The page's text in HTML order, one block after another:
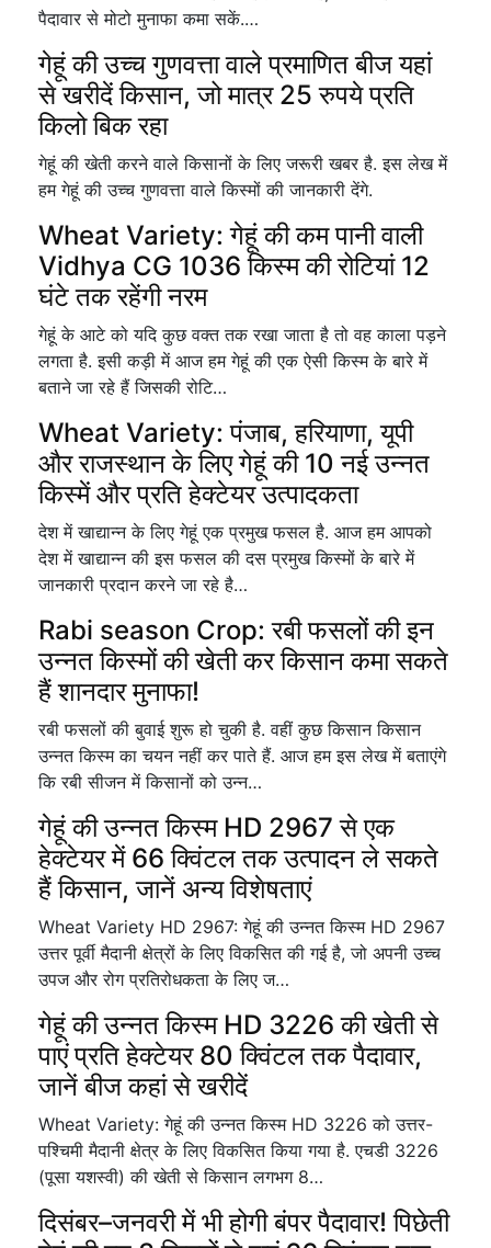
पैदावार से मोटो मुनाफा कमा सकें.…
गेहूं की उच्च गुणवत्ता वाले प्रमाणित बीज यहां
से खरीदें किसान, जो मात्र 25 रुपये प्रति
किलो बिक रहा
गेहूं की खेती करने वाले किसानों के लिए जरूरी खबर है. इस लेख में
हम गेहूं की उच्च गुणवत्ता वाले किस्मों की जानकारी देंगे.
Wheat Variety: गेहूं की कम पानी वाली
Vidhya CG 1036 किस्म की रोटियां 12
घंटे तक रहेंगी नरम
गेहूं के आटे को यदि कुछ वक्त तक रखा जाता है तो वह काला पड़ने
लगता है. इसी कड़ी में आज हम गेहूं की एक ऐसी किस्म के बारे में
बताने जा रहे हैं जिसकी रोटि…
Wheat Variety: पंजाब, हरियाणा, यूपी
और राजस्थान के लिए गेहूं की 10 नई उन्नत
किस्में और प्रति हेक्टेयर उत्पादकता
देश में खाद्यान्न के लिए गेहूं एक प्रमुख फसल है. आज हम आपको
देश में खाद्यान्न की इस फसल की दस प्रमुख किस्मों के बारे में
जानकारी प्रदान करने जा रहे है…
Rabi season Crop: रबी फसलों की इन
उन्नत किस्मों की खेती कर किसान कमा सकते
हैं शानदार मुनाफा!
रबी फसलों की बुवाई शुरू हो चुकी है. वहीं कुछ किसान किसान
उन्नत किस्म का चयन नहीं कर पाते हैं. आज हम इस लेख में बताएंगे
कि रबी सीजन में किसानों को उन्न…
गेहूं की उन्नत किस्म HD 2967 से एक
हेक्टेयर में 66 क्विंटल तक उत्पादन ले सकते
हैं किसान, जानें अन्य विशेषताएं
Wheat Variety HD 2967: गेहूं की उन्नत किस्म HD 2967
उत्तर पूर्वी मैदानी क्षेत्रों के लिए विकसित की गई है, जो अपनी उच्च
उपज और रोग प्रतिरोधकता के लिए ज…
गेहूं की उन्नत किस्म HD 3226 की खेती से
पाएं प्रति हेक्टेयर 80 क्विंटल तक पैदावार,
जानें बीज कहां से खरीदें
Wheat Variety: गेहूं की उन्नत किस्म HD 3226 को उत्तर-
पश्चिमी मैदानी क्षेत्र के लिए विकसित किया गया है. एचडी 3226
(पूसा यशस्वी) की खेती से किसान लगभग 8…
दिसंबर–जनवरी में भी होगी बंपर पैदावार! पिछेती